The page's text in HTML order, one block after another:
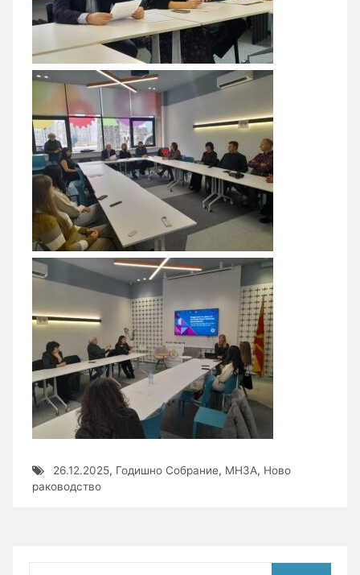
26.12.2025, Годишно Собрание, МНЗА, Ново
раководство